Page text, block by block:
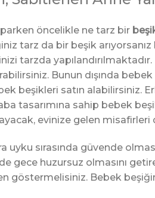
öncelikle ne tarz bir
tarz da bir beşik
tarzda
Bunun dışında
beşikleri satın alabilirsiniz.
tasarımına sahip bebek
evinize gelen misafirleri
sırasında güvende
gece huzursuz olmasını
göstermelisiniz. Bebek